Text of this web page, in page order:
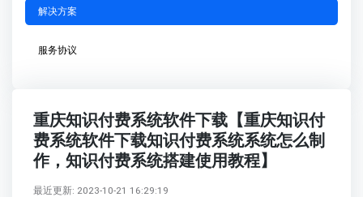
解决方案
服务协议
重庆知识付费系统软件下载【重庆知识付
费系统软件下载知识付费系统系统怎么制
作，知识付费系统搭建使用教程】
最近更新: 2023-10-21 16:29:19